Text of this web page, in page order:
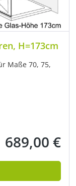
H=173cm
Maße 70, 75,
Regulärer Preis:
689,00 €